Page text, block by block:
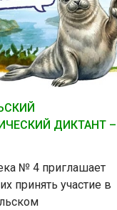
ДИКТАНТ –
№ 4 приглашает
принять участие в